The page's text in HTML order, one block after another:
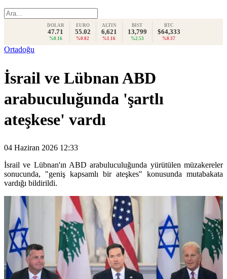
DOLAR
47.71
%0.16
EURO
55.02
%0.02
ALTIN
6,621
%1.16
BIST
13,799
%2.53
BTC
$64,333
%0.37
Ortadoğu
İsrail ve Lübnan ABD
arabuculuğunda 'şartlı
ateşkese' vardı
04 Haziran 2026 12:33
İsrail ve Lübnan'ın ABD arabuluculuğunda yürütülen müzakereler
sonucunda, "geniş kapsamlı bir ateşkes" konusunda mutabakata
vardığı bildirildi.